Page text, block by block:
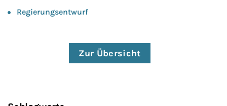
Regierungsentwurf
Zur Übersicht